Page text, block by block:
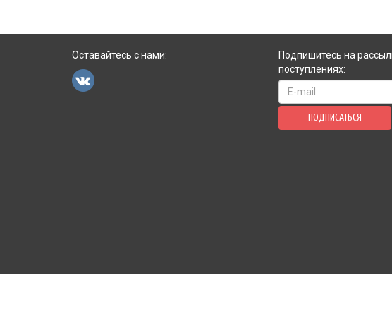
Оставайтесь с нами:
Подпишитесь на
поступлениях:
ПОДПИСАТЬСЯ